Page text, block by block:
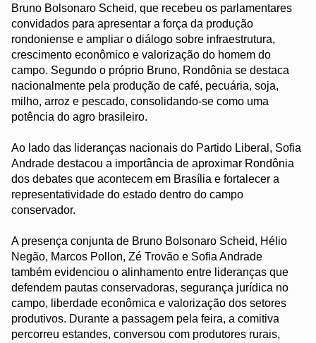
Bruno Bolsonaro Scheid, que recebeu os parlamentares
convidados para apresentar a força da produção
rondoniense e ampliar o diálogo sobre infraestrutura,
crescimento econômico e valorização do homem do
campo. Segundo o próprio Bruno, Rondônia se destaca
nacionalmente pela produção de café, pecuária, soja,
milho, arroz e pescado, consolidando-se como uma
potência do agro brasileiro.
Ao lado das lideranças nacionais do Partido Liberal, Sofia
Andrade destacou a importância de aproximar Rondônia
dos debates que acontecem em Brasília e fortalecer a
representatividade do estado dentro do campo
conservador.
A presença conjunta de Bruno Bolsonaro Scheid, Hélio
Negão, Marcos Pollon, Zé Trovão e Sofia Andrade
também evidenciou o alinhamento entre lideranças que
defendem pautas conservadoras, segurança jurídica no
campo, liberdade econômica e valorização dos setores
produtivos. Durante a passagem pela feira, a comitiva
percorreu estandes, conversou com produtores rurais,